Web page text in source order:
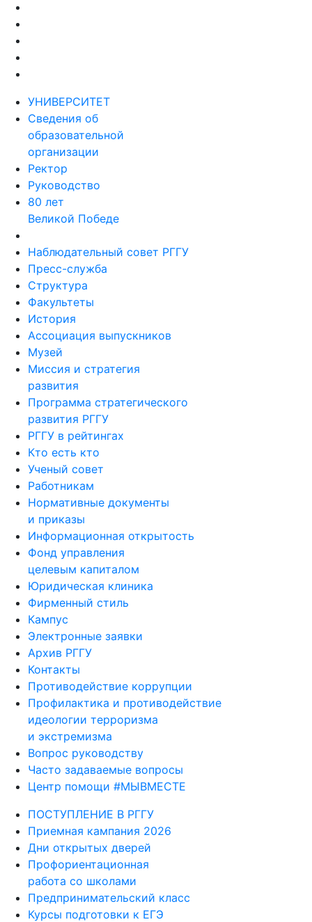
УНИВЕРСИТЕТ
Сведения об
образовательной
организации
Ректор
Руководство
80 лет
Великой Победе
Наблюдательный совет РГГУ
Пресс-служба
Структура
Факультеты
История
Ассоциация выпускников
Музей
Миссия и стратегия
развития
Программа стратегического
развития РГГУ
РГГУ в рейтингах
Кто есть кто
Ученый совет
Работникам
Нормативные документы
и приказы
Информационная открытость
Фонд управления
целевым капиталом
Юридическая клиника
Фирменный стиль
Кампус
Электронные заявки
Архив РГГУ
Контакты
Противодействие коррупции
Профилактика и противодействие
идеологии терроризма
и экстремизма
Вопрос руководству
Часто задаваемые вопросы
Центр помощи #МЫВМЕСТЕ
ПОСТУПЛЕНИЕ В РГГУ
Приемная кампания 2026
Дни открытых дверей
Профориентационная
работа со школами
Предпринимательский класс
Курсы подготовки к ЕГЭ